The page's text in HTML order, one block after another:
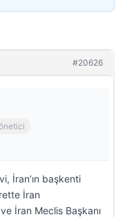
#20626
İran’ın başkenti
İran
İran Meclis Başkanı